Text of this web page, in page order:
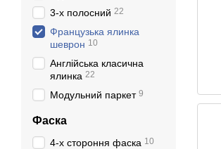
3-х полосний 22
Французька ялинка
шеврон 10
Англійська класична
ялинка 22
Модульний паркет 9
Фаска
4-х стороння фаска 10